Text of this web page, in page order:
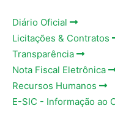
Diário Oficial
Licitações & Contratos
Transparência
Nota Fiscal Eletrônica
Recursos Humanos
E-SIC - Informação ao